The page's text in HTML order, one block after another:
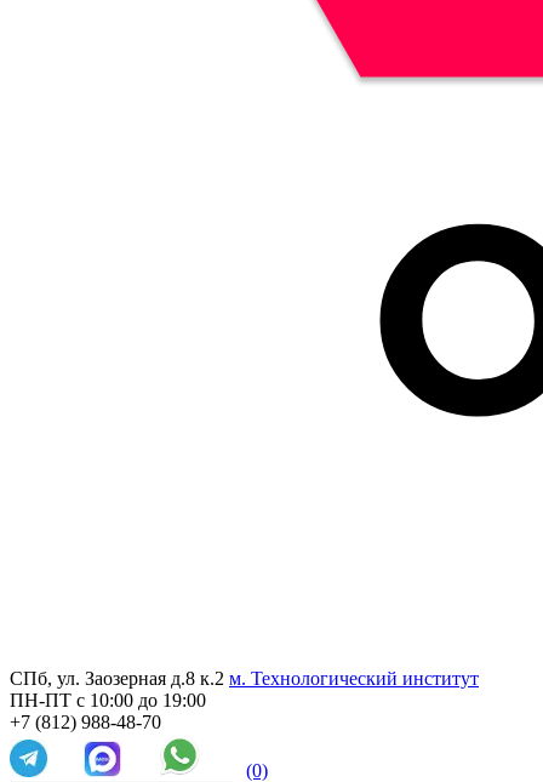
СПб, ул. Заозерная д.8 к.2 м. Технологический институт
ПН-ПТ с 10:00 до 19:00
+7 (812) 988-48-70
(0)